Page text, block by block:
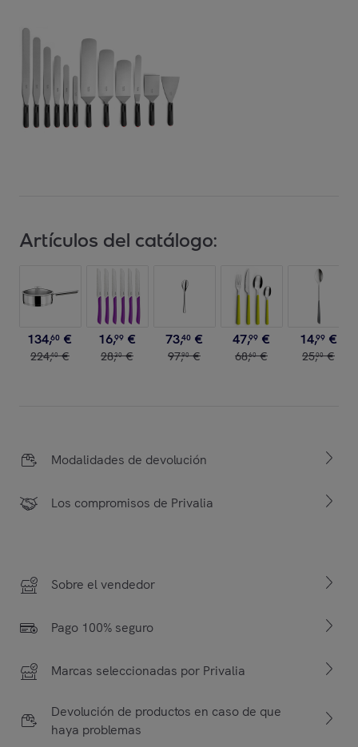
Artículos del catálogo:
134,60 €
224,40 €
16,99 €
28,30 €
73,40 €
97,90 €
47,99 €
68,60 €
14,99 €
25,00 €
Modalidades de devolución
Los compromisos de Privalia
Sobre el vendedor
Pago 100% seguro
Marcas seleccionadas por Privalia
Devolución de productos en caso de que
haya problemas